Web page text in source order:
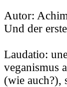
Autor:
Und der
Laudatio:
veganismus
(wie auch?),